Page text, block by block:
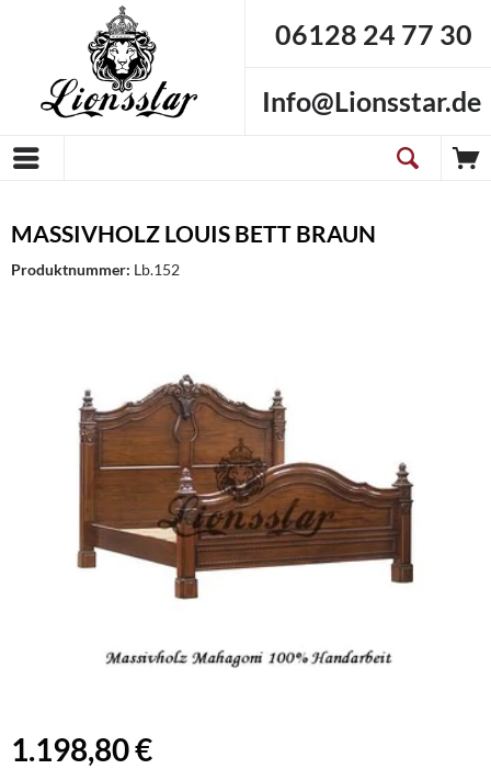
06128 24 77 30
Info@Lionsstar.de
MASSIVHOLZ LOUIS BETT BRAUN
Produktnummer: Lb.152
1.198,80 €